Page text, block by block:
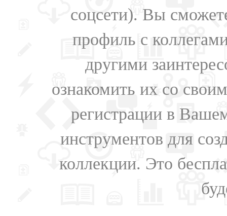
соцсети). Вы
профиль с
другими
ознакомить их со
регистрации в
инструментов для
коллекции. Это